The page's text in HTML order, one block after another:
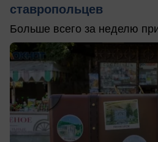
ставропольцев
Больше всего за неделю